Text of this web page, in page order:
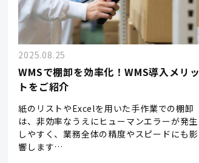
2025.08.25
WMSで棚卸を効率化！WMS導入メリッ
トをご紹介
紙のリストやExcelを用いた手作業での棚卸
は、非効率なうえにヒューマンエラーが発生
しやすく、業務全体の精度やスピードにも影
響します…